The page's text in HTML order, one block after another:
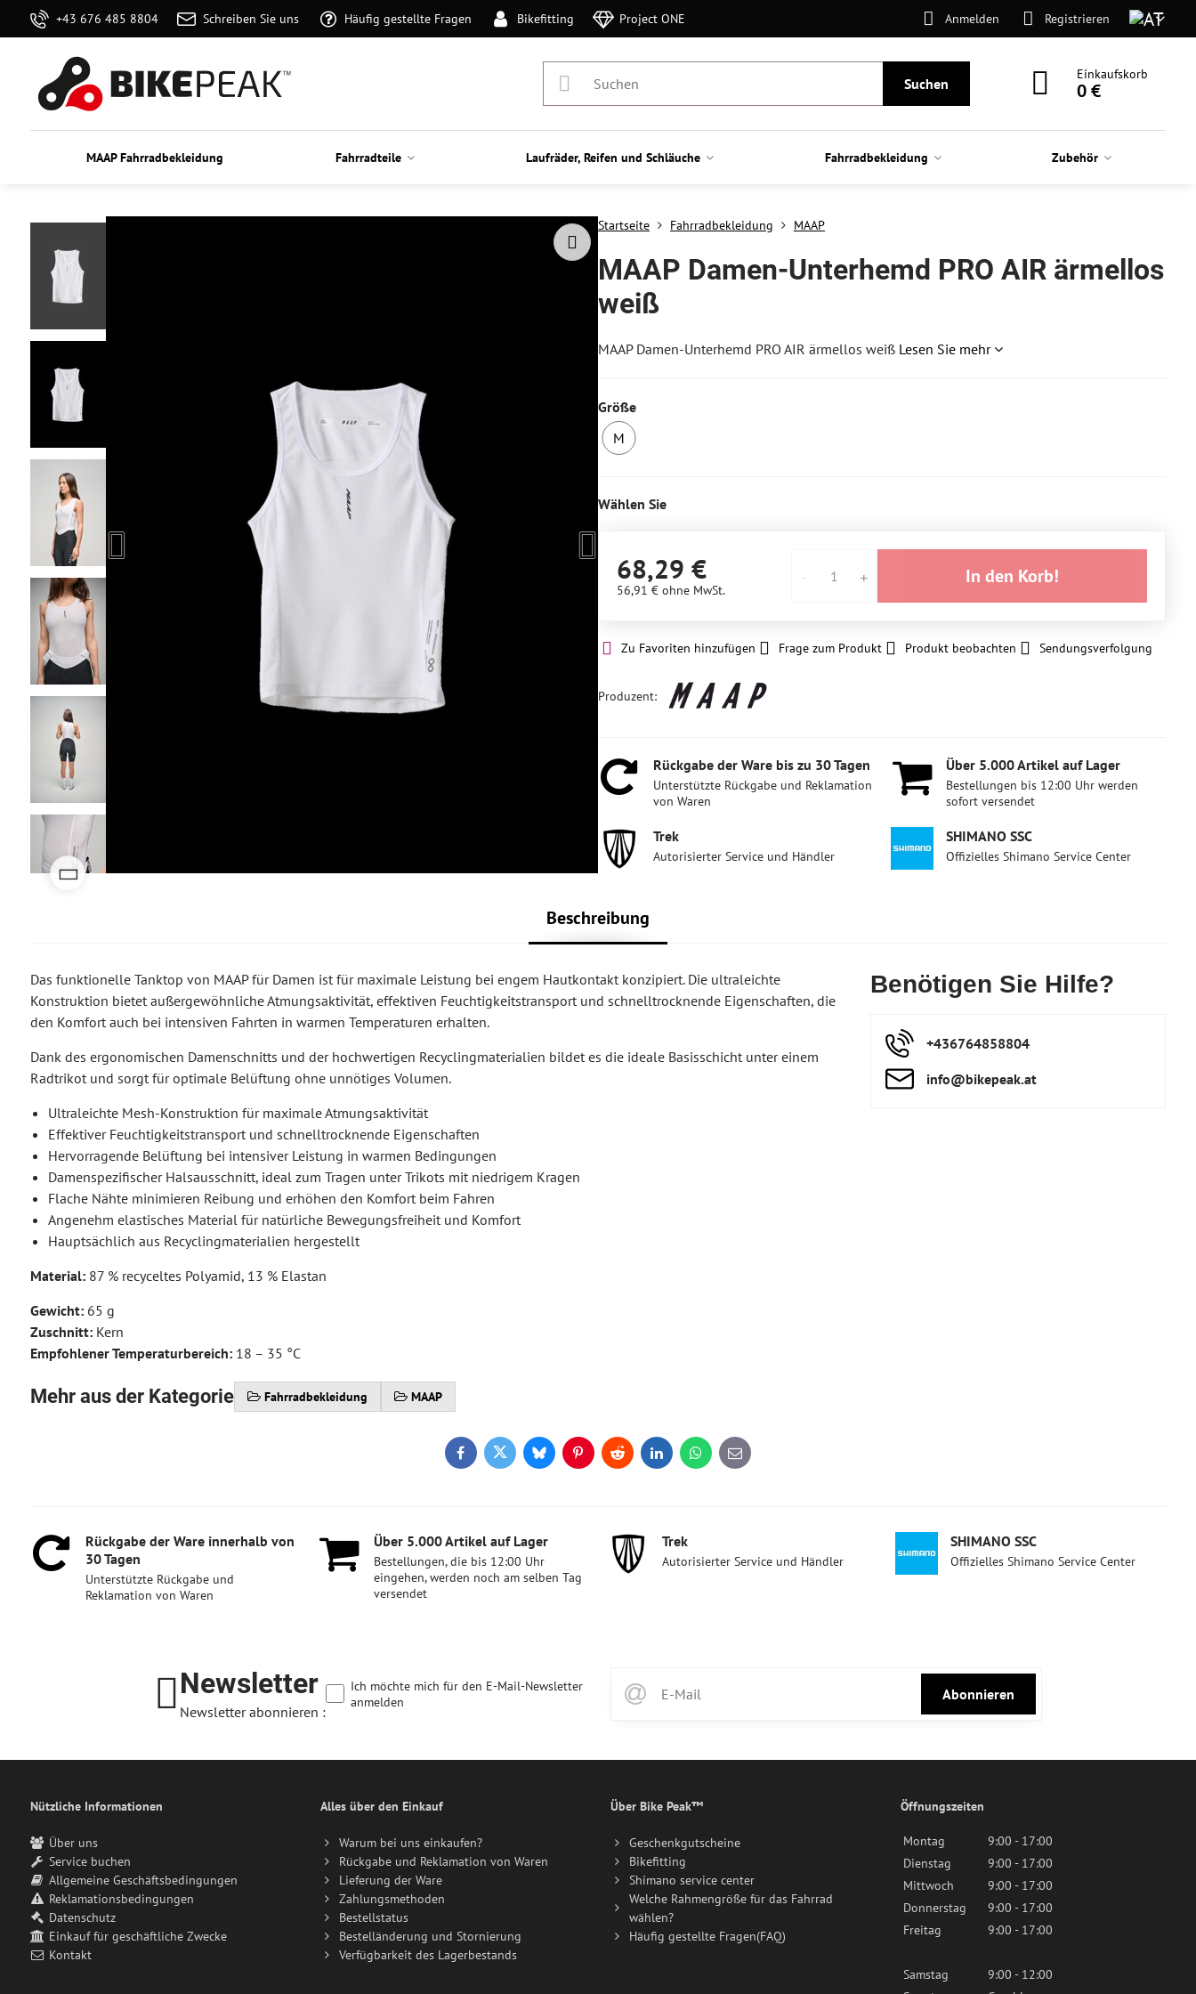
+43 676 485 8804 Schreiben Sie uns Häufig gestellte Fragen Bikefitting Project ONE Anmelden Registrieren
Suchen
Einkaufskorb
0 €
MAAP Fahrradbekleidung Fahrradteile Laufräder, Reifen und Schläuche Fahrradbekleidung Zubehör
Startseite Fahrradbekleidung MAAP
MAAP Damen-Unterhemd PRO AIR ärmellos
weiß
MAAP Damen-Unterhemd PRO AIR ärmellos weiß Lesen Sie mehr
Größe
M
auf
Wählen Sie
68,29 €
56,91 € ohne MwSt.
In den Korb!
Zu Favoriten hinzufügen Frage zum Produkt Produkt beobachten Sendungsverfolgung
Produzent:
Rückgabe der Ware bis zu 30 Tagen
Unterstützte Rückgabe und Reklamation
von Waren
Über 5​.000 Artikel auf Lager
Bestellungen bis 12:00 Uhr werden
sofort versendet
Trek
Autorisierter Service und Händler
SHIMANO SSC
Offizielles Shimano Service Center
Beschreibung
Das funktionelle Tanktop von MAAP für Damen ist für maximale Leistung bei engem Hautkontakt konzipiert. Die ultraleichte
Konstruktion bietet außergewöhnliche Atmungsaktivität, effektiven Feuchtigkeitstransport und schnelltrocknende Eigenschaften, die
den Komfort auch bei intensiven Fahrten in warmen Temperaturen erhalten.
Dank des ergonomischen Damenschnitts und der hochwertigen Recyclingmaterialien bildet es die ideale Basisschicht unter einem
Radtrikot und sorgt für optimale Belüftung ohne unnötiges Volumen.
Ultraleichte Mesh-Konstruktion für maximale Atmungsaktivität
Effektiver Feuchtigkeitstransport und schnelltrocknende Eigenschaften
Hervorragende Belüftung bei intensiver Leistung in warmen Bedingungen
Damenspezifischer Halsausschnitt, ideal zum Tragen unter Trikots mit niedrigem Kragen
Flache Nähte minimieren Reibung und erhöhen den Komfort beim Fahren
Angenehm elastisches Material für natürliche Bewegungsfreiheit und Komfort
Hauptsächlich aus Recyclingmaterialien hergestellt
Material:87 % recyceltes Polyamid, 13 % Elastan
Gewicht:65 g
Zuschnitt:Kern
Empfohlener Temperaturbereich:18 – 35 °C
Mehr aus der Kategorie Fahrradbekleidung MAAP
Benötigen Sie Hilfe?
+436764858804
info​@bikepeak​.at
FacebookTwitterBlueskyPinterestRedditLinkedInWhatsApp
E-
mail
Rückgabe der Ware innerhalb von
30 Tagen
Unterstützte Rückgabe und
Reklamation von Waren
Über 5​.000 Artikel auf Lager
Bestellungen, die bis 12:00 Uhr
eingehen, werden noch am selben Tag
versendet
Trek
Autorisierter Service und Händler
SHIMANO SSC
Offizielles Shimano Service Center
Newsletter
Newsletter abonnieren :
Abonnieren
Ich möchte mich für den E-Mail-Newsletter
anmelden
Nützliche Informationen
Über uns
Service buchen
Allgemeine Geschäftsbedingungen
Reklamationsbedingungen
Datenschutz
Einkauf für geschäftliche Zwecke
Kontakt
Alles über den Einkauf
Warum bei uns einkaufen?
Rückgabe und Reklamation von Waren
Lieferung der Ware
Zahlungsmethoden
Bestellstatus
Bestelländerung und Stornierung
Verfügbarkeit des Lagerbestands
Über Bike Peak™
Geschenkgutscheine
Bikefitting
Shimano service center
Welche Rahmengröße für das Fahrrad
wählen?
Häufig gestellte Fragen(FAQ)
Öffnungszeiten
Montag
9:00 - 17:00
Dienstag
9:00 - 17:00
Mittwoch
9:00 - 17:00
Donnerstag
9:00 - 17:00
Freitag
9:00 - 17:00
Samstag
9:00 - 12:00